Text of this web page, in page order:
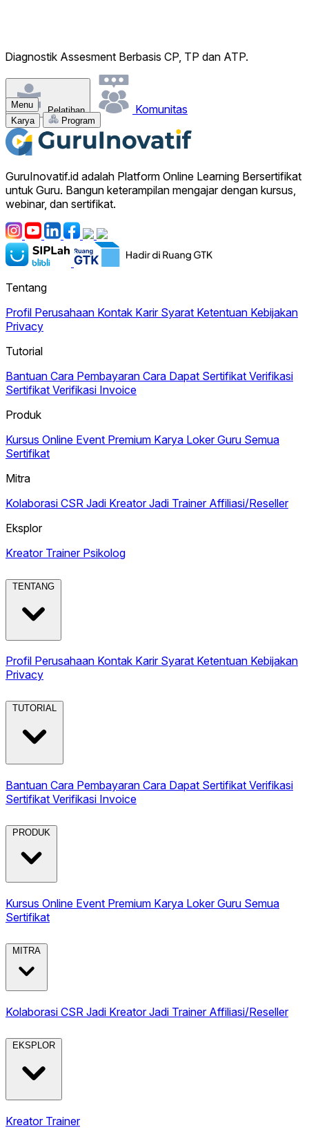
WEBINAR KURIKULUM MERDEKA: Mengembangkan
Pelatihan Komunitas
Menu
Karya
Program
GuruInovatif.id adalah Platform Online Learning Bersertifikat
untuk Guru. Bangun keterampilan mengajar dengan kursus,
webinar, dan sertifikat.
Tentang
Profil Perusahaan Kontak Karir Syarat Ketentuan Kebijakan
Privacy
Tutorial
Bantuan Cara Pembayaran Cara Dapat Sertifikat Verifikasi
Sertifikat Verifikasi Invoice
Produk
Kursus Online Event Premium Karya Loker Guru Semua
Sertifikat
Mitra
Kolaborasi CSR Jadi KreatorJadi Trainer Affiliasi/Reseller
Eksplor
Kreator Trainer Psikolog
TENTANG
Profil Perusahaan Kontak Karir Syarat Ketentuan Kebijakan
Privacy
TUTORIAL
Bantuan Cara Pembayaran Cara Dapat Sertifikat Verifikasi
Sertifikat Verifikasi Invoice
PRODUK
Kursus Online Event Premium Karya Loker Guru Semua
Sertifikat
MITRA
Kolaborasi CSR Jadi KreatorJadi Trainer Affiliasi/Reseller
EKSPLOR
Kreator Trainer